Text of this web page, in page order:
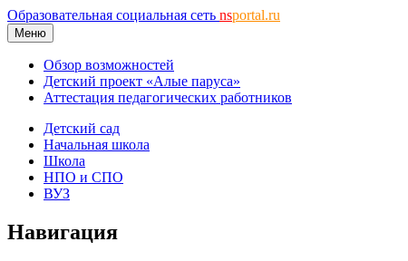
Образовательная социальная сеть nsportal.ru
Меню
Обзор возможностей
Детский проект «Алые паруса»
Аттестация педагогических работников
Детский сад
Начальная школа
Школа
НПО и СПО
ВУЗ
Навигация